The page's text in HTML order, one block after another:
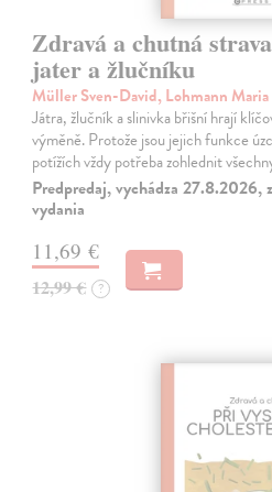
Zdravá a chutná
jater a žlučníku
Müller Sven-David, Lohmann Maria
Játra, žlučník a slinivka břišní hrají
výměně. Protože jsou jejich funkce
potížích vždy potřeba zohlednit
Predpredaj, vychádza 27.8.2026,
vydania
11,69 €
12,99 € ?